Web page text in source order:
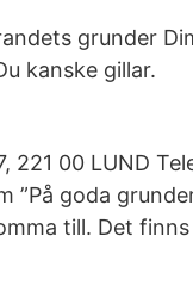
grunder
kanske gillar.
221 00 LUND
”På goda
till. Det